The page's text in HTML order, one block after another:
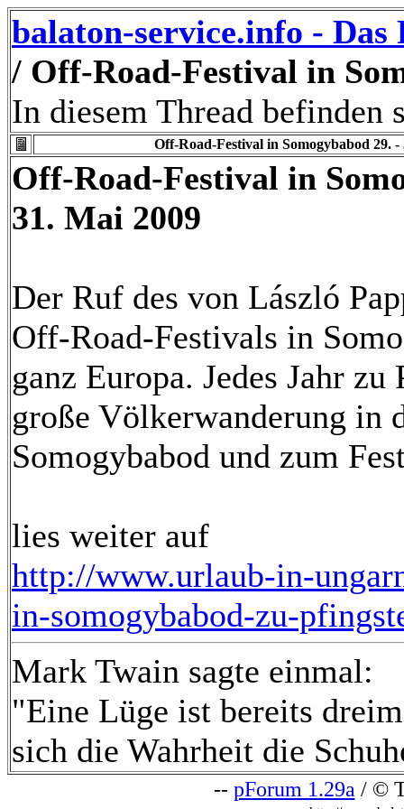
balaton-service.info -
/ Off-Road-Festival in
In diesem Thread befinden
Off-Road-Festival in Somogybabod 29. -
Off-Road-Festival in
31. Mai 2009
Der Ruf des von László
Off-Road-Festivals in
ganz Europa. Jedes Jahr
große Völkerwanderung in
Somogybabod und zum
lies weiter auf
http://www.urlaub-in-
in-somogybabod-zu-
Mark Twain sagte einmal:
"Eine Lüge ist bereits
sich die Wahrheit die
-- pForum 1.29a / ©